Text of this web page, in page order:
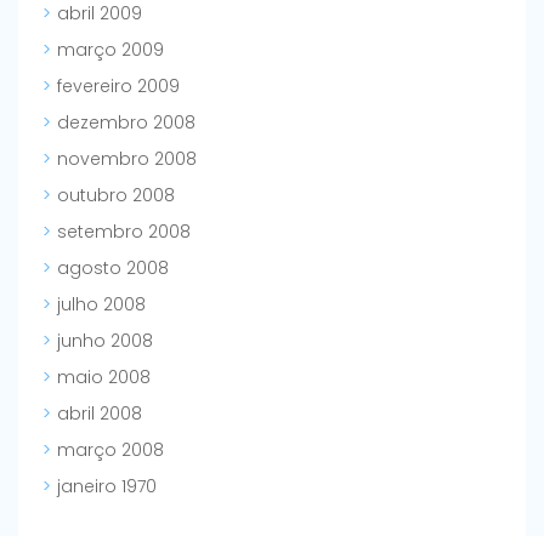
abril 2009
março 2009
fevereiro 2009
dezembro 2008
novembro 2008
outubro 2008
setembro 2008
agosto 2008
julho 2008
junho 2008
maio 2008
abril 2008
março 2008
janeiro 1970